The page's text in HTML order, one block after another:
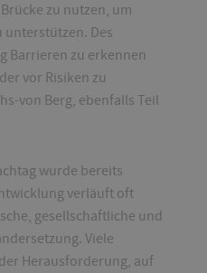
zu nutzen, um
unterstützen. Des
Barrieren zu erkennen
vor Risiken zu
von Berg, ebenfalls Teil
wurde bereits
verläuft oft
gesellschaftliche und
Viele
Herausforderung, auf